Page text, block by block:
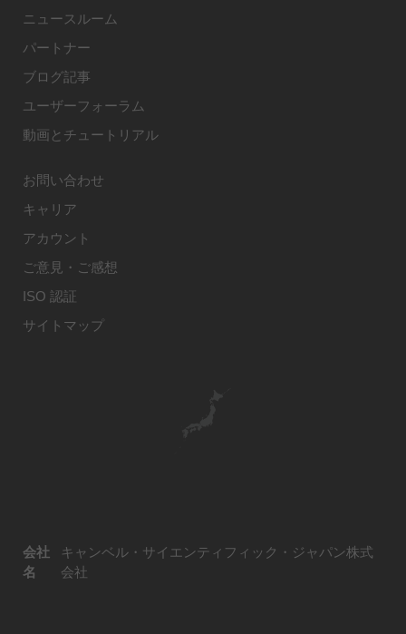
ニュースルーム
パートナー
ブログ記事
ユーザーフォーラム
動画とチュートリアル
お問い合わせ
キャリア
アカウント
ご意見・ご感想
ISO 認証
サイトマップ
会社
名
キャンベル・サイエンティフィック・ジャパン株式
会社